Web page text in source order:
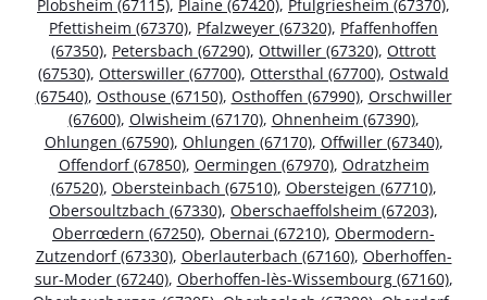
Plobsheim (67115), Plaine (67420), Pfulgriesheim (67370),
Pfettisheim (67370), Pfalzweyer (67320), Pfaffenhoffen
(67350), Petersbach (67290), Ottwiller (67320), Ottrott
(67530), Otterswiller (67700), Ottersthal (67700), Ostwald
(67540), Osthouse (67150), Osthoffen (67990), Orschwiller
(67600), Olwisheim (67170), Ohnenheim (67390),
Ohlungen (67590), Ohlungen (67170), Offwiller (67340),
Offendorf (67850), Oermingen (67970), Odratzheim
(67520), Obersteinbach (67510), Obersteigen (67710),
Obersoultzbach (67330), Oberschaeffolsheim (67203),
Oberrœdern (67250), Obernai (67210), Obermodern-
Zutzendorf (67330), Oberlauterbach (67160), Oberhoffen-
sur-Moder (67240), Oberhoffen-lès-Wissembourg (67160),